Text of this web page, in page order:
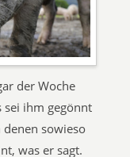
der Woche
sei ihm gegönnt
sowieso
was er sagt.